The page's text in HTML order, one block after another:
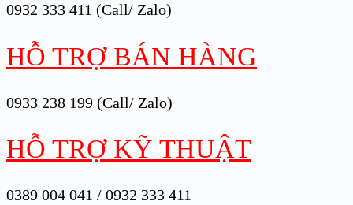
0932 333 411 (Call/ Zalo)
HỖ TRỢ BÁN HÀNG
0933 238 199 (Call/ Zalo)
HỖ TRỢ KỸ THUẬT
0389 004 041 / 0932 333 411